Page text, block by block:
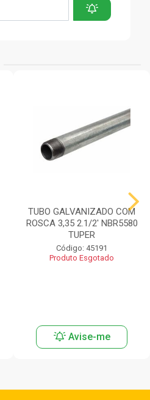
TUBO GALVANIZADO COM
ROSCA 3,35 2.1/2' NBR5580
TUPER
Código: 45191
Produto Esgotado
Avise-me